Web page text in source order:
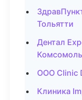
Тольятти
Дентал
ООО Clinic
Клиника